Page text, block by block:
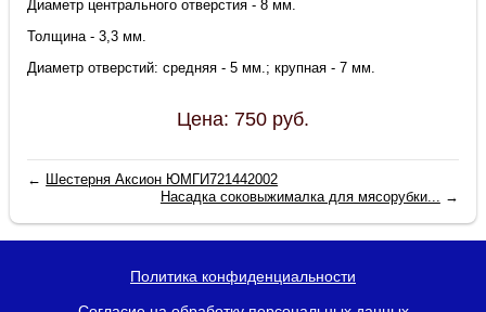
Диаметр центрального отверстия - 8 мм.
Толщина - 3,3 мм.
Диаметр отверстий: средняя - 5 мм.; крупная - 7 мм.
Цена: 750 руб.
← Шестерня Аксион ЮМГИ721442002
Насадка соковыжималка для мясорубки... →
Политика конфиденциальности